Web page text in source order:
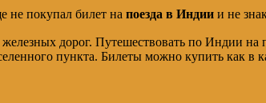
не покупал билет на поезда в Индии и не
дорог. Путешествовать по Индии на
пункта. Билеты можно купить как в